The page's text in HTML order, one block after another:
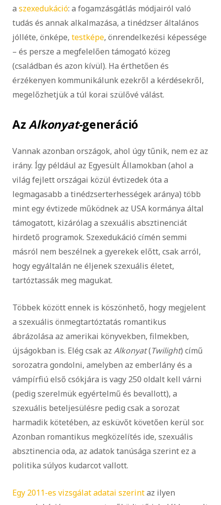
a szexedukáció: a fogamzásgátlás módjairól való
tudás és annak alkalmazása, a tinédzser általános
jólléte, önképe, testképe, önrendelkezési képessége
– és persze a megfelelően támogató közeg
(családban és azon kívül). Ha érthetően és
érzékenyen kommunikálunk ezekről a kérdésekről,
megelőzhetjük a túl korai szülővé válást.
AzAlkonyat-generáció
Vannak azonban országok, ahol úgy tűnik, nem ez az
irány. Így például az Egyesült Államokban (ahol a
világ fejlett országai közül évtizedek óta a
legmagasabb a tinédzserterhességek aránya) több
mint egy évtizede működnek az USA kormánya által
támogatott, kizárólag a szexuális absztinenciát
hirdető programok. Szexedukáció címén semmi
másról nem beszélnek a gyerekek előtt, csak arról,
hogy egyáltalán ne éljenek szexuális életet,
tartóztassák meg magukat.
Többek között ennek is köszönhető, hogy megjelent
a szexuális önmegtartóztatás romantikus
ábrázolása az amerikai könyvekben, filmekben,
újságokban is. Elég csak az Alkonyat(Twilight) című
sorozatra gondolni, amelyben az emberlány és a
vámpírfiú első csókjára is vagy 250 oldalt kell várni
(pedig szerelmük egyértelmű és bevallott), a
szexuális beteljesülésre pedig csak a sorozat
harmadik kötetében, az esküvőt követően kerül sor.
Azonban romantikus megközelítés ide, szexuális
absztinencia oda, az adatok tanúsága szerint ez a
politika súlyos kudarcot vallott.
Egy 2011-es vizsgálat adatai szerintaz ilyen